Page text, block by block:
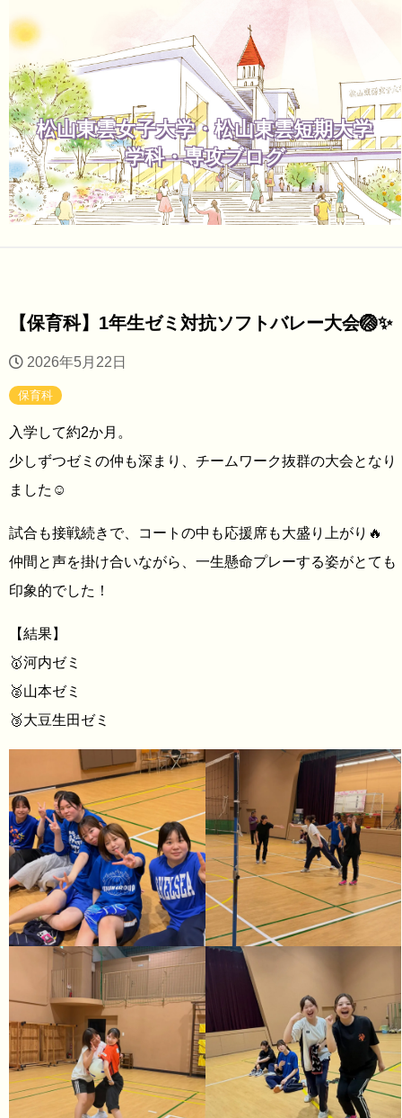
松山東雲女子大学・松山東雲短期大学
学科・専攻ブログ
【保育科】1年生ゼミ対抗ソフトバレー大会🏐✨
2026年5月22日
保育科
入学して約2か月。
少しずつゼミの仲も深まり、チームワーク抜群の大会となり
ました☺️
試合も接戦続きで、コートの中も応援席も大盛り上がり🔥
仲間と声を掛け合いながら、一生懸命プレーする姿がとても
印象的でした！
【結果】
🥇河内ゼミ
🥈山本ゼミ
🥉大豆生田ゼミ